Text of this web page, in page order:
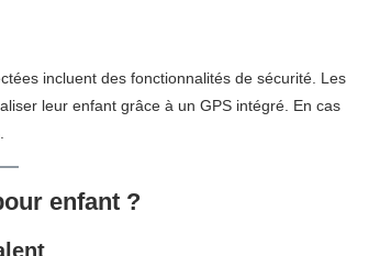
incluent des fonctionnalités de sécurité. Les
leur enfant grâce à un GPS intégré. En cas
enfant ?